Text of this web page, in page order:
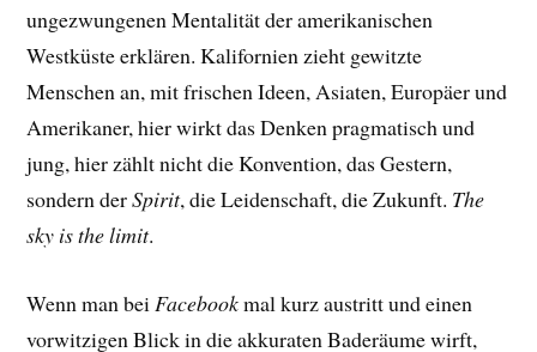
ungezwungenen Mentalität der amerikanischen
Westküste erklären. Kalifornien zieht gewitzte
Menschen an, mit frischen Ideen, Asiaten, Europäer und
Amerikaner, hier wirkt das Denken pragmatisch und
jung, hier zählt nicht die Konvention, das Gestern,
sondern derSpirit, die Leidenschaft, die Zukunft. The
sky is the limit.
Wenn man beiFacebookmal kurz austritt und einen
vorwitzigen Blick in die akkuraten Baderäume wirft,